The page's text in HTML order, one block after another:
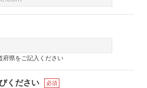
県をご記入ください
ください 必須